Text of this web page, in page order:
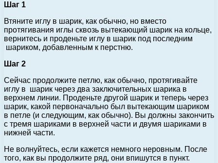
Шаг 1
Втяните иглу в шарик, как обычно, но вместо
протягивания иглы сквозь вытекающий шарик на кольце,
вернитесь и проденьте иглу в шарик под последним
шариком, добавленным к перстню.
Шаг 2
Сейчас продолжите петлю, как обычно, протягивайте
иглу в шарик через два заключительных шарика в
верхнем линии. Проденьте другой шарик и теперь через
шарик, какой первоначально был вытекающим шариком
в петле (и следующим, как обычно). Вы должны закончить
с тремя шариками в верхней части и двумя шариками в
нижней части.
Не волнуйтесь, если кажется немного неровным. После
того, как вы продолжите ряд, они впишутся в пункт.